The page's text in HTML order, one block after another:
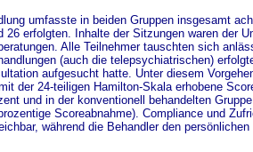
umfasste in beiden Gruppen insgesamt
erfolgten. Inhalte der Sitzungen waren der
Alle Teilnehmer tauschten sich
(auch die telepsychiatrischen)
aufgesucht hatte. Unter diesem
der 24-teiligen Hamilton-Skala erhobene
und in der konventionell behandelten
Scoreabnahme). Compliance und
während die Behandler den